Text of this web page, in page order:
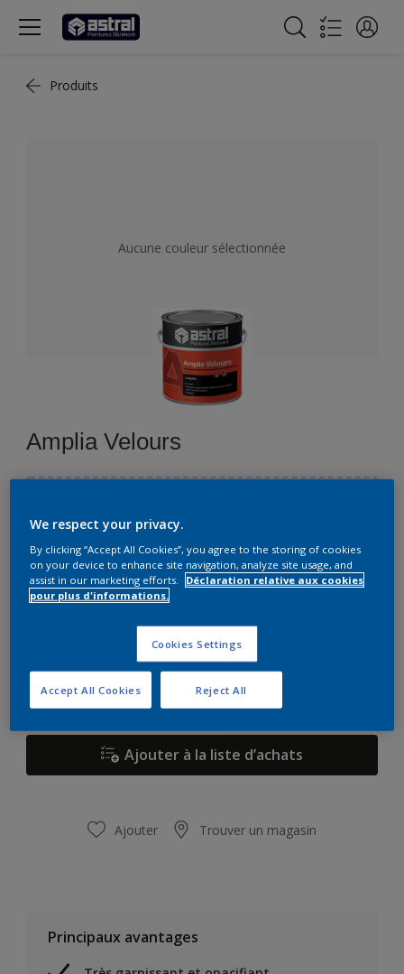
Produits
Aucune couleur sélectionnée
Amplia Velours
Format
1 L
Ajouter à la liste d’achats
Ajouter Trouver un magasin
Principaux avantages
We respect your privacy.
By clicking “Accept All Cookies”, you agree to the storing of cookies
on your device to enhance site navigation, analyze site usage, and
assist in our marketing efforts.
Déclaration relative aux cookies
pour plus d'informations.
Cookies Settings
Reject All
Accept All Cookies